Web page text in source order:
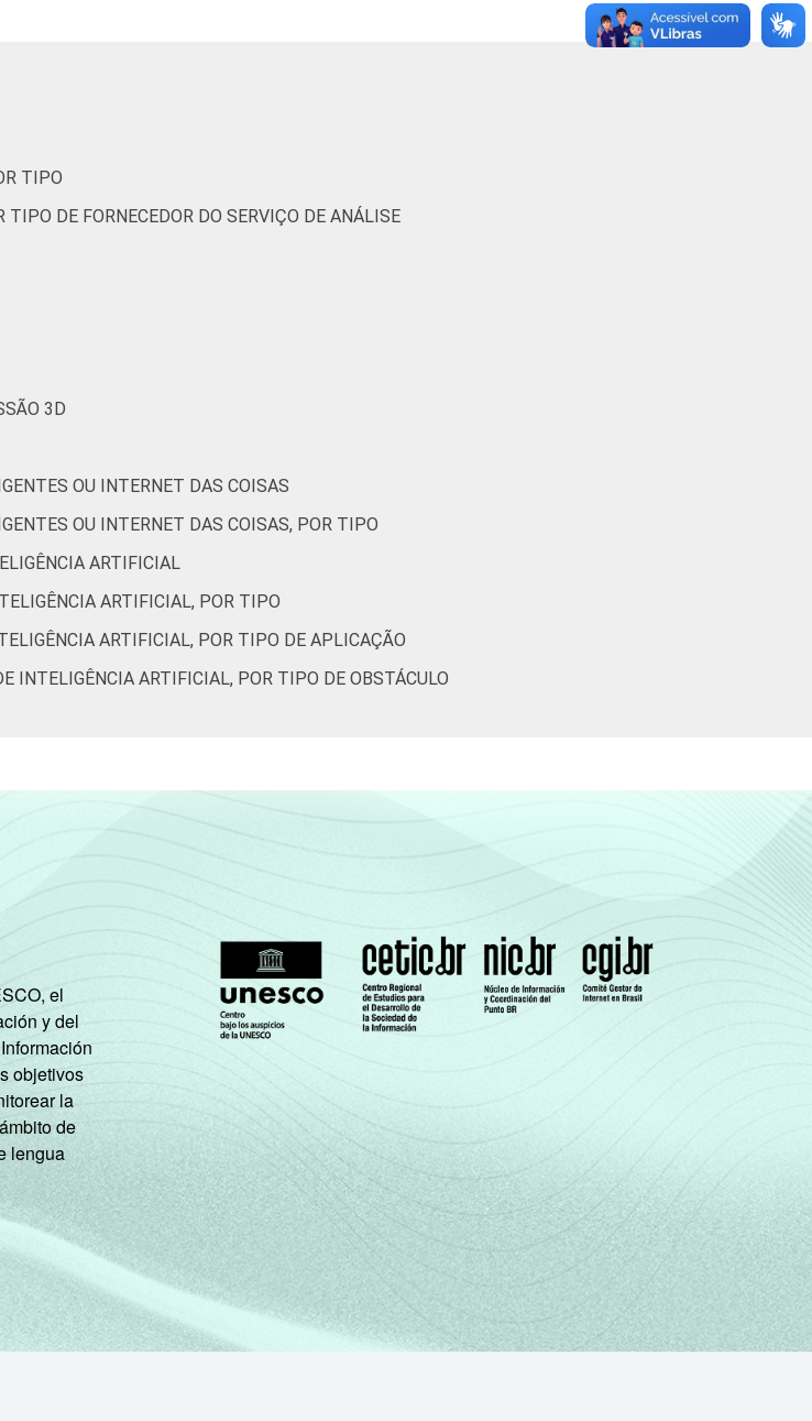
da Sociedade da Informação (Cetic.br), Pesquisa sobre o uso das
- TIC Empresas 2023.
TIPO
DE FORNECEDOR DO SERVIÇO DE ANÁLISE
3D
OU INTERNET DAS COISAS
OU INTERNET DAS COISAS, POR TIPO
ARTIFICIAL
ARTIFICIAL, POR TIPO
ARTIFICIAL, POR TIPO DE APLICAÇÃO
INTELIGÊNCIA ARTIFICIAL, POR TIPO DE OBSTÁCULO
el
y del
objetivos
la
de
lengua